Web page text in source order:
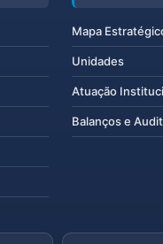
Mapa
Unidades
Atuação
Balanços e